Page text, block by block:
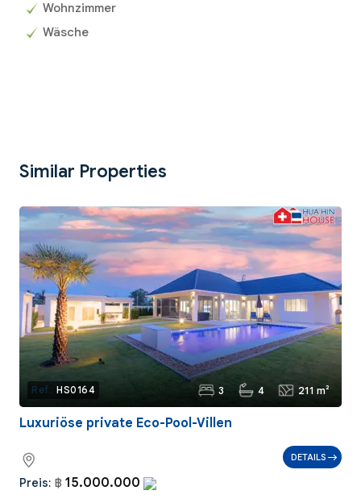
Wohnzimmer
Wäsche
Similar Properties
Ref.: HS0164 3 4 211 m²
Luxuriöse private Eco-Pool-Villen
Preis: ฿ 15.000.000
DETAILS